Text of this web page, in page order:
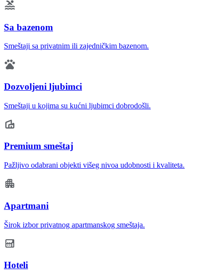
Sa bazenom
Smeštaji sa privatnim ili zajedničkim bazenom.
Dozvoljeni ljubimci
Smeštaji u kojima su kućni ljubimci dobrodošli.
Premium smeštaj
Pažljivo odabrani objekti višeg nivoa udobnosti i kvaliteta.
Apartmani
Širok izbor privatnog apartmanskog smeštaja.
Hoteli